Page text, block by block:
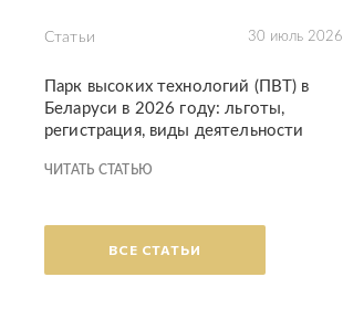
Статьи 30 июль 2026
Парк высоких технологий (ПВТ) в
Беларуси в 2026 году: льготы,
регистрация, виды деятельности
ЧИТАТЬ СТАТЬЮ
ВСЕ СТАТЬИ